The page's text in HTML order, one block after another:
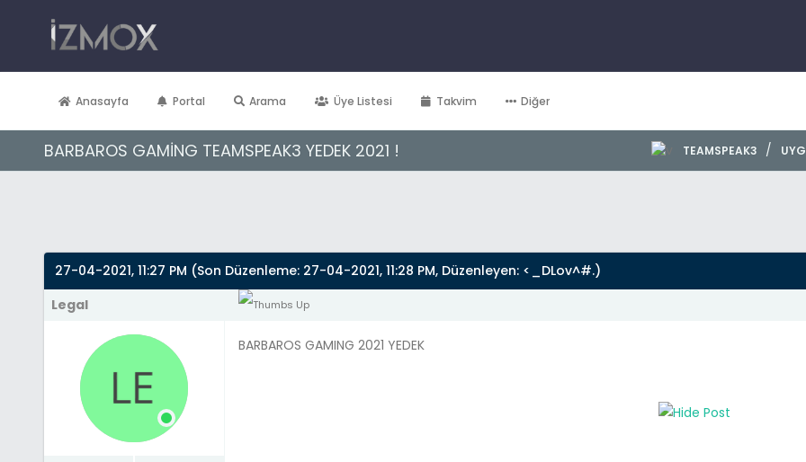
Anasayfa Portal Arama Üye Listesi Takvim Diğer
BARBAROS GAMİNG TEAMSPEAK3 YEDEK 2021 ! /
TEAMSPEAK3
Derecelendirme: 0/5 - 0 oy
1234
5
27-04-2021, 11:27 PM (Son Düzenleme: 27-04-2021, 11:28 PM, Düzenleyen: <_DLov^#.)
Legal
BARBAROS GAMING 2021 YEDEK